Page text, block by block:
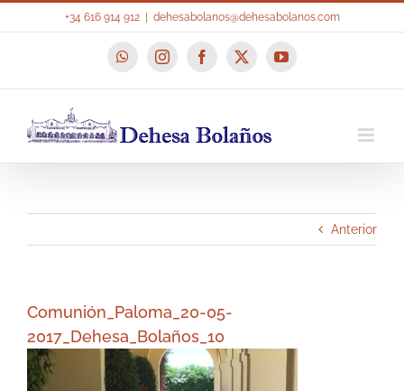
+34 616 914 912 dehesabolanos@dehesabolanos.com
WhatsAppInstagramFacebook
X YouTube
Anterior
Comunión_Paloma_20-05-
2017_Dehesa_Bolaños_10